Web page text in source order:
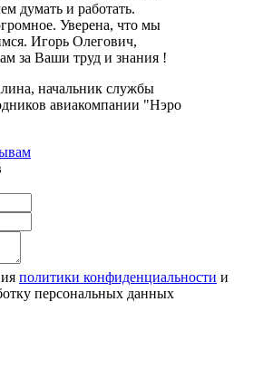
думать и работать.
Уверена, что мы
Игорь Олегович,
за Ваши труд и знания !
начальник службы
авиакомпании "Нэро
политики конфиденциальности и
персональных данных